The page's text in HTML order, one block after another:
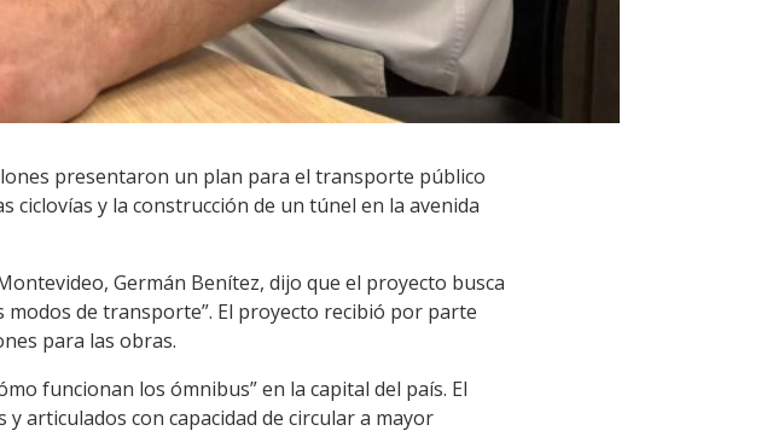
presentaron un plan para el transporte público
ciclovías y la construcción de un túnel en la avenida
Germán Benítez, dijo que el proyecto busca
de transporte”. El proyecto recibió por parte
para las obras.
funcionan los ómnibus” en la capital del país. El
articulados con capacidad de circular a mayor